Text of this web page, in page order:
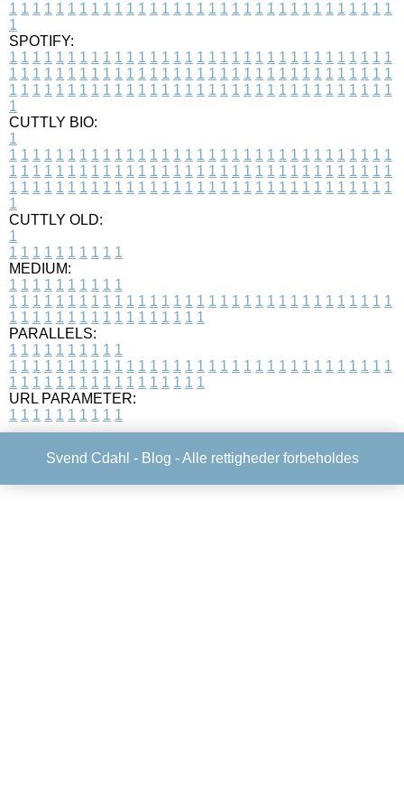
1 1 1 1 1 1 1 1 1 1 1 1 1 1 1 1 1 1 1 1 1 1 1 1 1 1 1 1 1 1 1 1 1
1
SPOTIFY:
1 1 1 1 1 1 1 1 1 1 1 1 1 1 1 1 1 1 1 1 1 1 1 1 1 1 1 1 1 1 1 1 1
1 1 1 1 1 1 1 1 1 1 1 1 1 1 1 1 1 1 1 1 1 1 1 1 1 1 1 1 1 1 1 1 1
1 1 1 1 1 1 1 1 1 1 1 1 1 1 1 1 1 1 1 1 1 1 1 1 1 1 1 1 1 1 1 1 1
1
CUTTLY BIO:
1
1 1 1 1 1 1 1 1 1 1 1 1 1 1 1 1 1 1 1 1 1 1 1 1 1 1 1 1 1 1 1 1 1
1 1 1 1 1 1 1 1 1 1 1 1 1 1 1 1 1 1 1 1 1 1 1 1 1 1 1 1 1 1 1 1 1
1 1 1 1 1 1 1 1 1 1 1 1 1 1 1 1 1 1 1 1 1 1 1 1 1 1 1 1 1 1 1 1 1
1
CUTTLY OLD:
1
1 1 1 1 1 1 1 1 1 1
MEDIUM:
1 1 1 1 1 1 1 1 1 1
1 1 1 1 1 1 1 1 1 1 1 1 1 1 1 1 1 1 1 1 1 1 1 1 1 1 1 1 1 1 1 1 1
1 1 1 1 1 1 1 1 1 1 1 1 1 1 1 1 1
PARALLELS:
1 1 1 1 1 1 1 1 1 1
1 1 1 1 1 1 1 1 1 1 1 1 1 1 1 1 1 1 1 1 1 1 1 1 1 1 1 1 1 1 1 1 1
1 1 1 1 1 1 1 1 1 1 1 1 1 1 1 1 1
URL PARAMETER:
1 1 1 1 1 1 1 1 1 1
Svend Cdahl - Blog - Alle rettigheder forbeholdes